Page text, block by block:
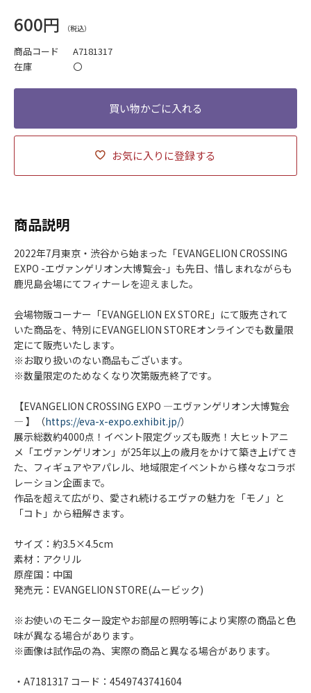
600円
商品コード
A7181317
在庫
〇
お気に入りに登録する
商品説明
2022年7月東京・渋谷から始まった「EVANGELION CROSSING
EXPO -エヴァンゲリオン大博覧会-」も先日、惜しまれながらも
鹿児島会場にてフィナーレを迎えました。
会場物販コーナー「EVANGELION EX STORE」にて販売されて
いた商品を、特別にEVANGELION STOREオンラインでも数量限
定にて販売いたします。
※お取り扱いのない商品もございます。
※数量限定のためなくなり次第販売終了です。
【EVANGELION CROSSING EXPO ―エヴァンゲリオン大博覧会
― 】（https://eva-x-expo.exhibit.jp/）
展示総数約4000点！イベント限定グッズも販売！大ヒットアニ
メ「エヴァンゲリオン」が25年以上の歳月をかけて築き上げてき
た、フィギュアやアパレル、地域限定イベントから様々なコラボ
レーション企画まで。
作品を超えて広がり、愛され続けるエヴァの魅力を「モノ」と
「コト」から紐解きます。
サイズ：約3.5×4.5cm
素材：アクリル
原産国：中国
発売元：EVANGELION STORE(ムービック)
※お使いのモニター設定やお部屋の照明等により実際の商品と色
味が異なる場合があります。
※画像は試作品の為、実際の商品と異なる場合があります。
・A7181317 コード：4549743741604